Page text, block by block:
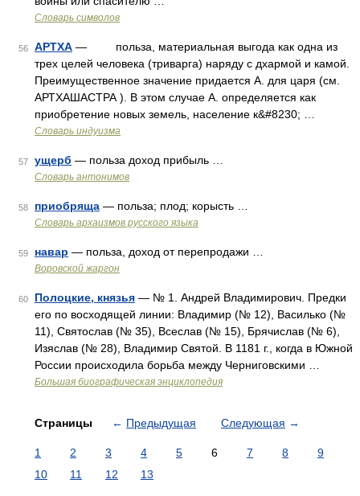
Словарь символов
56 АРТХА — польза, материальная выгода как одна из
трех целей человека (триварга) наряду с дхармой и камой.
Преимущественное значение придается А. для царя (см.
АРТХАШАСТРА ). В этом случае А. определяется как
приобретение новых земель, население к&#8230; …
Словарь индуизма
57 ущерб — польза доход прибыль …
Словарь антонимов
58 приобряща — польза; плод; корысть …
Cловарь архаизмов русского языка
59 навар — польза, доход от перепродажи …
Воровской жаргон
60 Полоцкие, князья — № 1. Андрей Владимирович. Предки
его по восходящей линии: Владимир (№ 12), Василько (№
11), Святослав (№ 35), Всеслав (№ 15), Брячислав (№ 6),
Изяслав (№ 28), Владимир Святой. В 1181 г., когда в Южной
России происходила борьба между Черниговскими …
Большая биографическая энциклопедия
Страницы ← Предыдущая Следующая →
1 2 3 4 5 6 7 8
9
10
11 12 13